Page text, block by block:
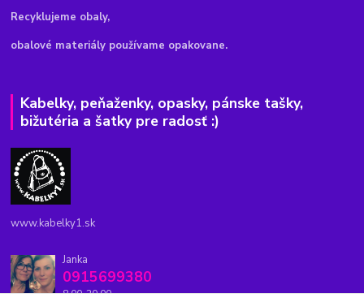
Recyklujeme obaly,
obalové materiály používame opakovane.
Kabelky, peňaženky, opasky, pánske tašky,
bižutéria a šatky pre radosť :)
www.kabelky1.sk
Janka
0915699380
8.00-20.00